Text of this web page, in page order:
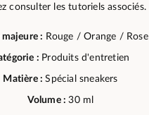
consulter les tutoriels associés.
majeure : Rouge / Orange / Rose
: Produits d'entretien
Matière :Spécial sneakers
Volume :30 ml